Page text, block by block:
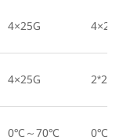
4×25G 4×25G
4×25G 2*25G
0°C～70°C 0°C～